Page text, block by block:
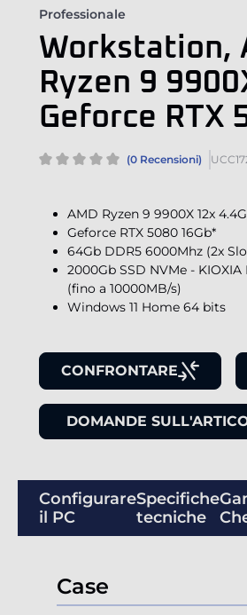
Professionale
Workstation,
Ryzen 9
Geforce RTX
(0 Recensioni)
AMD Ryzen 9 9900X 12x
Geforce RTX 5080 16Gb*
64Gb DDR5 6000Mhz (2x
2000Gb SSD NVMe - KIOXIA
(fino a 10000MB/s)
Windows 11 Home 64 bits
CONFRONTARE
DOMANDE
Configurare
il PC
Specifiche
tecniche
Case